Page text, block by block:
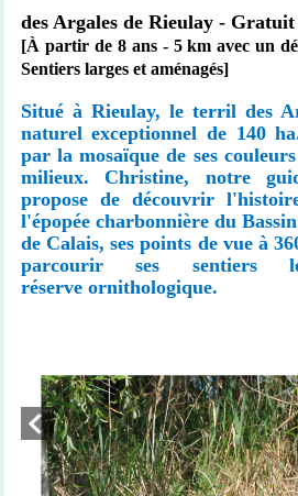
des Argales de Rieulay -
[À partir de 8 ans - 5 km avec un
Sentiers larges et aménagés]
Situé à Rieulay, le terril des
naturel exceptionnel de 140
par la mosaïque de ses
milieux. Christine, notre
propose de découvrir
l'épopée charbonnière du
de Calais,ses points de vue à
parcourir ses
réserve ornithologique.